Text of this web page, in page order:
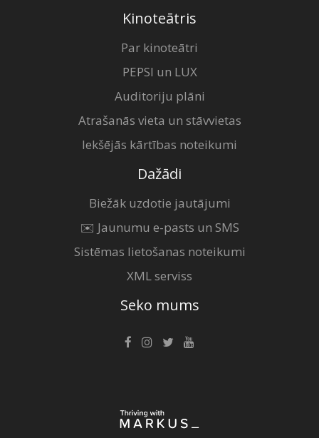
Kinoteātris
Par kinoteātri
PEPSI un LUX
Auditoriju plāni
Atrašanās vieta un stāvvietas
Iekšējās kārtības noteikumi
Dažādi
Biežāk uzdotie jautājumi
✉️ Jaunumu e-pasts un SMS
Sistēmas lietošanas noteikumi
XML serviss
Seko mums